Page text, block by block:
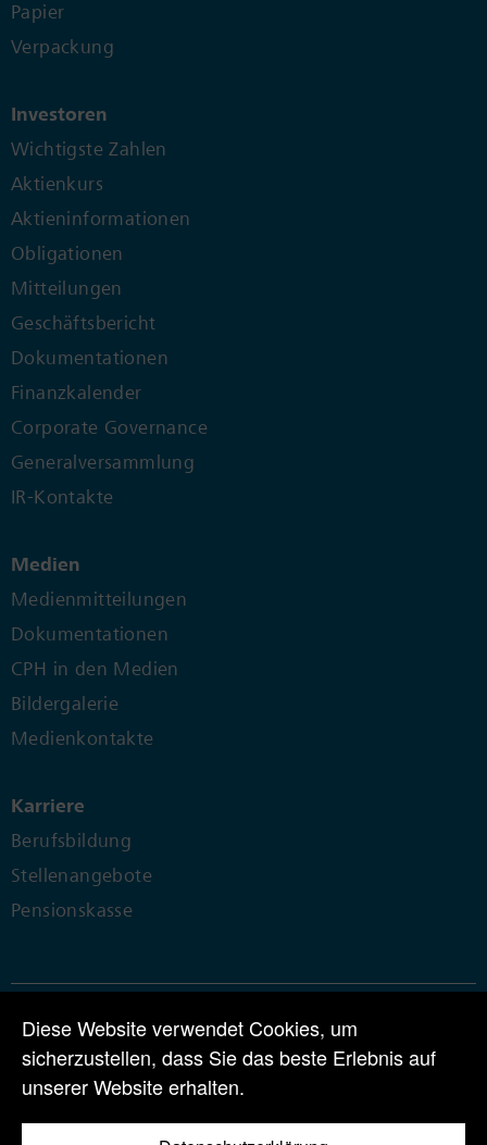
Papier
Verpackung
Investoren
Wichtigste Zahlen
Aktienkurs
Aktieninformationen
Obligationen
Mitteilungen
Geschäftsbericht
Dokumentationen
Finanzkalender
Corporate Governance
Generalversammlung
IR-Kontakte
Medien
Medienmitteilungen
Dokumentationen
CPH in den Medien
Bildergalerie
Medienkontakte
Karriere
Berufsbildung
Stellenangebote
Pensionskasse
© 2024 | CPH Chemie + Papier Holding AG | Perlenring 1 | CH-6035
Perlen
Tel +41 41 455 80 00 | info@cph.ch
Diese Website verwendet Cookies, um
sicherzustellen, dass Sie das beste Erlebnis auf
unserer Website erhalten.